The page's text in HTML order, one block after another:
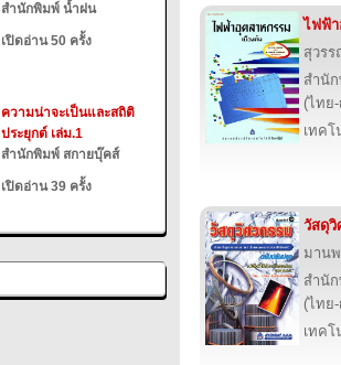
สำนักพิมพ์ น้ำฝน
เปิดอ่าน 50 ครั้ง
ความน่าจะเป็นและสถิติ
ประยุกต์ เล่ม.1
สำนักพิมพ์ สกายบุ๊คส์
เปิดอ่าน 39 ครั้ง
ไฟฟ้า
สุวร
สำนั
(ไทย
เทค
วัสดุวิ
มาน
สำนั
(ไทย
เทค